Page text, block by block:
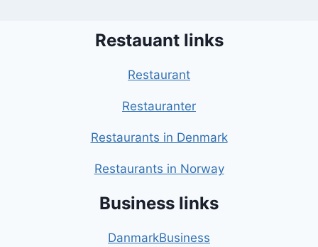
Restauant links
Restaurant
Restauranter
Restaurants in Denmark
Restaurants in Norway
Business links
DanmarkBusiness